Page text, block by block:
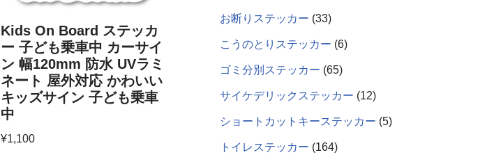
Kids On Board ステッカ
ー 子ども乗車中 カーサイ
ン 幅120mm 防水 UVラミ
ネート 屋外対応 かわいい
キッズサイン 子ども乗車
中
¥1,100
お断りステッカー 33
こうのとりステッカー 6
ゴミ分別ステッカー 65
サイケデリックステッカー 12
ショートカットキーステッカー 5
トイレステッカー 164